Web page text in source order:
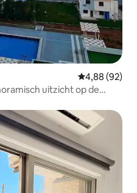
Gemiddelde
4,88 (92)
uitzicht op de